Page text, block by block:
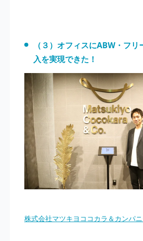
（３）オフィスにABW・フ
入を実現できた！
株式会社マツキヨココカラ＆カンパ